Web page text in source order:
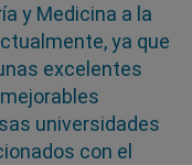
y Medicina a la
ya que
excelentes
universidades
con el